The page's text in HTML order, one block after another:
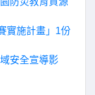
實施計畫」1份
安全宣導影